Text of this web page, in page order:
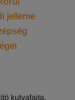
jelleme
kutyafajta.